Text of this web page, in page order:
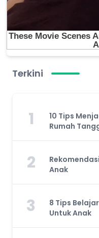
Terkini
1
10 Tips
Rumah
2
Anak
3
8 Tips
Untuk Anak